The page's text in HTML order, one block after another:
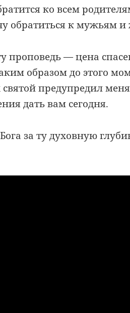
ко всем
обратиться к мужьям
проповедь — цена
образом до этого
предупредил
дать вам сегодня.
за ту духовную